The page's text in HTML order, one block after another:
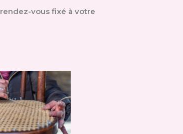
rendez-vous fixé à votre